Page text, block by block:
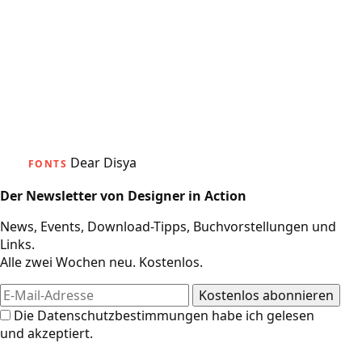
FONTS Dear Disya
Der Newsletter von Designer in Action
News, Events, Download-Tipps, Buchvorstellungen und
Links.
Alle zwei Wochen neu. Kostenlos.
Die Datenschutzbestimmungen habe ich gelesen
und akzeptiert.